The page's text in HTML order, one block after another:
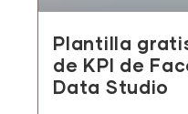
Plantilla
de KPI de
Data Studio